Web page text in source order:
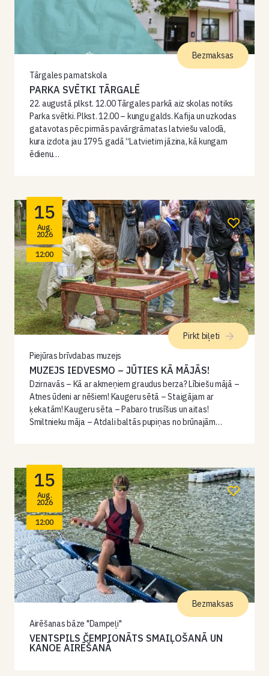
Tārgales pamatskola
PARKA SVĒTKI TĀRGALĒ
22. augustā plkst. 12.00 Tārgales parkā aiz skolas notiks
Parka svētki. Plkst. 12.00 – kungu galds. Kafija un uzkodas
gatavotas pēc pirmās pavārgrāmatas latviešu valodā,
kura izdota jau 1795. gadā “Latvietim jāzina, kā kungam
ēdienu…
Bezmaksas
15
Aug.
2026
12:00
Piejūras brīvdabas muzejs
MUZEJS IEDVESMO – JŪTIES KĀ MĀJĀS!
Dzirnavās – Kā ar akmeņiem graudus berza? Lībiešu mājā –
Atnes ūdeni ar nēšiem! Kaugeru sētā – Staigājam ar
ķekatām! Kaugeru sēta – Pabaro trusīšus un aitas!
Smiltnieku māja – Atdali baltās pupiņas no brūnajām…
Pirkt biļeti
15
Aug.
2026
12:00
Airēšanas bāze "Dampeļi"
VENTSPILS ČEMPIONĀTS SMAIĻOŠANĀ UN
KANOE AIRĒŠANĀ
Bezmaksas